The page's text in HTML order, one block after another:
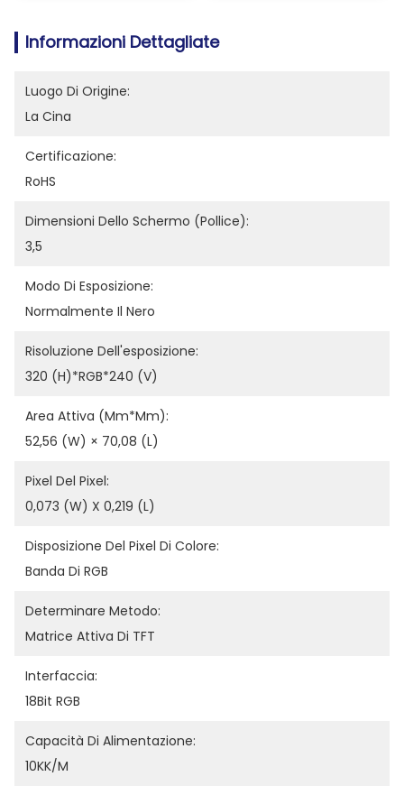
Informazioni Dettagliate
Luogo Di Origine:
La Cina
Certificazione:
RoHS
Dimensioni Dello Schermo (pollice):
3,5
Modo Di Esposizione:
Normalmente Il Nero
Risoluzione Dell'esposizione:
320 (H)*RGB*240 (V)
Area Attiva (mm*mm):
52,56 (W) × 70,08 (L)
Pixel Del Pixel:
0,073 (W) X 0,219 (L)
Disposizione Del Pixel Di Colore:
Banda Di RGB
Determinare Metodo:
Matrice Attiva Di TFT
Interfaccia:
18Bit RGB
Capacità Di Alimentazione:
10KK/M